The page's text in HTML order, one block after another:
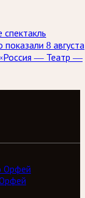
8 августа
«Россия — Театр —
Орфей